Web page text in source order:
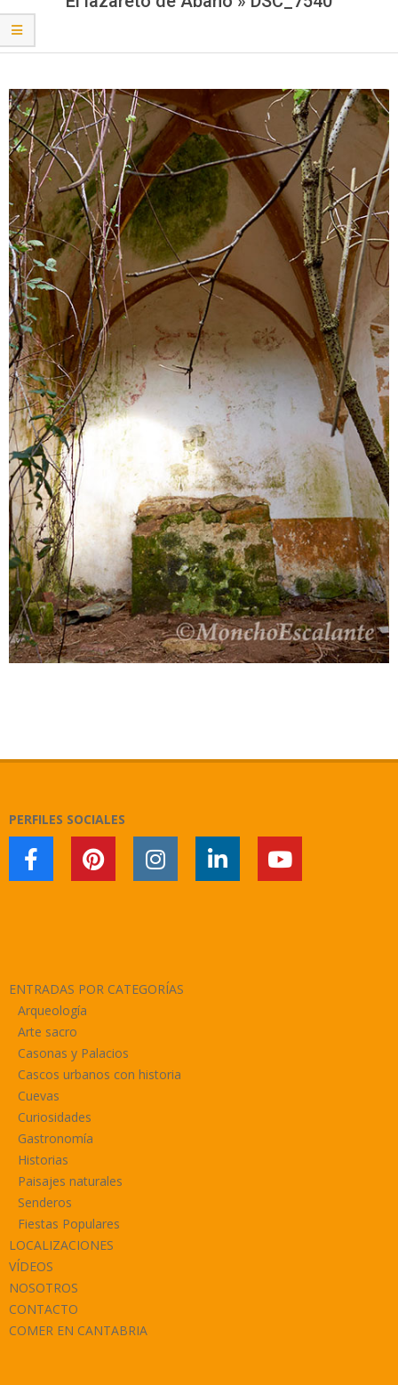
PERFILES SOCIALES
ENTRADAS POR CATEGORÍAS
Arqueología
Arte sacro
Casonas y Palacios
Cascos urbanos con historia
Cuevas
Curiosidades
Gastronomía
Historias
Paisajes naturales
Senderos
Fiestas Populares
LOCALIZACIONES
VÍDEOS
NOSOTROS
CONTACTO
COMER EN CANTABRIA